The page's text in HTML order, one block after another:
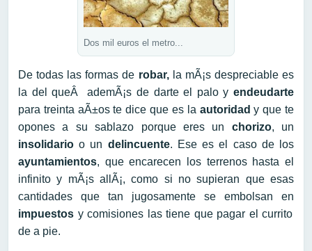
Dos mil euros el metro...
De todas las formas de robar,la mÃ¡s despreciable es
la del queÂ ademÃ¡s de darte el palo y endeudarte
para treinta aÃ±os te dice que es la autoridad y que te
opones a su sablazo porque eres un chorizo, un
insolidario o un delincuente. Ese es el caso de los
ayuntamientos, que encarecen los terrenos hasta el
infinito y mÃ¡s allÃ¡, como si no supieran que esas
cantidades que tan jugosamente se embolsan en
impuestos y comisiones las tiene que pagar el currito
de a pie.